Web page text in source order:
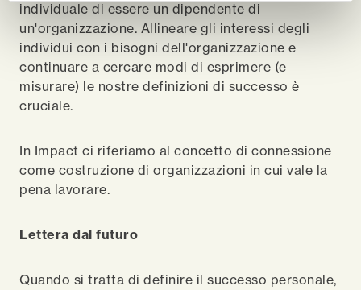
individuale di essere un dipendente di
un'organizzazione. Allineare gli interessi degli
individui con i bisogni dell'organizzazione e
continuare a cercare modi di esprimere (e
misurare) le nostre definizioni di successo è
cruciale.
In Impact ci riferiamo al concetto di connessione
come costruzione di organizzazioni in cui vale la
pena lavorare.
Lettera dal futuro
Quando si tratta di definire il successo personale,